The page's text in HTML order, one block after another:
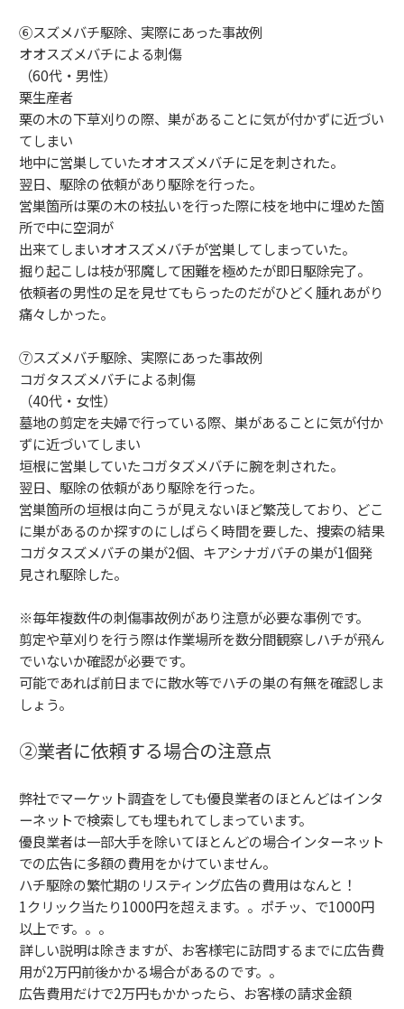
⑥スズメバチ駆除、実際にあった事故例
オオスズメバチによる刺傷
（60代・男性）
栗生産者
栗の木の下草刈りの際、巣があることに気が付かずに近づい
てしまい
地中に営巣していたオオスズメバチに足を刺された。
翌日、駆除の依頼があり駆除を行った。
営巣箇所は栗の木の枝払いを行った際に枝を地中に埋めた箇
所で中に空洞が
出来てしまいオオスズメバチが営巣してしまっていた。
掘り起こしは枝が邪魔して困難を極めたが即日駆除完了。
依頼者の男性の足を見せてもらったのだがひどく腫れあがり
痛々しかった。
⑦スズメバチ駆除、実際にあった事故例
コガタスズメバチによる刺傷
（40代・女性）
墓地の剪定を夫婦で行っている際、巣があることに気が付か
ずに近づいてしまい
垣根に営巣していたコガタズメバチに腕を刺された。
翌日、駆除の依頼があり駆除を行った。
営巣箇所の垣根は向こうが見えないほど繁茂しており、どこ
に巣があるのか探すのにしばらく時間を要した、捜索の結果
コガタスズメバチの巣が2個、キアシナガバチの巣が1個発
見され駆除した。
※毎年複数件の刺傷事故例があり注意が必要な事例です。
剪定や草刈りを行う際は作業場所を数分間観察しハチが飛ん
でいないか確認が必要です。
可能であれば前日までに散水等でハチの巣の有無を確認しま
しょう。
②業者に依頼する場合の注意点
弊社でマーケット調査をしても優良業者のほとんどはインタ
ーネットで検索しても埋もれてしまっています。
優良業者は一部大手を除いてほとんどの場合インターネット
での広告に多額の費用をかけていません。
ハチ駆除の繁忙期のリスティング広告の費用はなんと！
1クリック当たり1000円を超えます。。ポチッ、で1000円
以上です。。。
詳しい説明は除きますが、お客様宅に訪問するまでに広告費
用が2万円前後かかる場合があるのです。。
広告費用だけで2万円もかかったら、お客様の請求金額